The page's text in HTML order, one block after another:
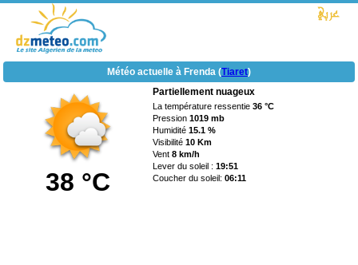
Météo actuelle à Frenda (Tiaret)
38 °C
Partiellement nuageux
La température ressentie36 °C
Pression1019 mb
Humidité15.1 %
Visibilité10 Km
Vent8 km/h
Lever du soleil :19:51
Coucher du soleil:06:11